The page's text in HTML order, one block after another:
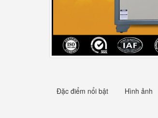
Đặc điểm nổi bật Hình ảnh